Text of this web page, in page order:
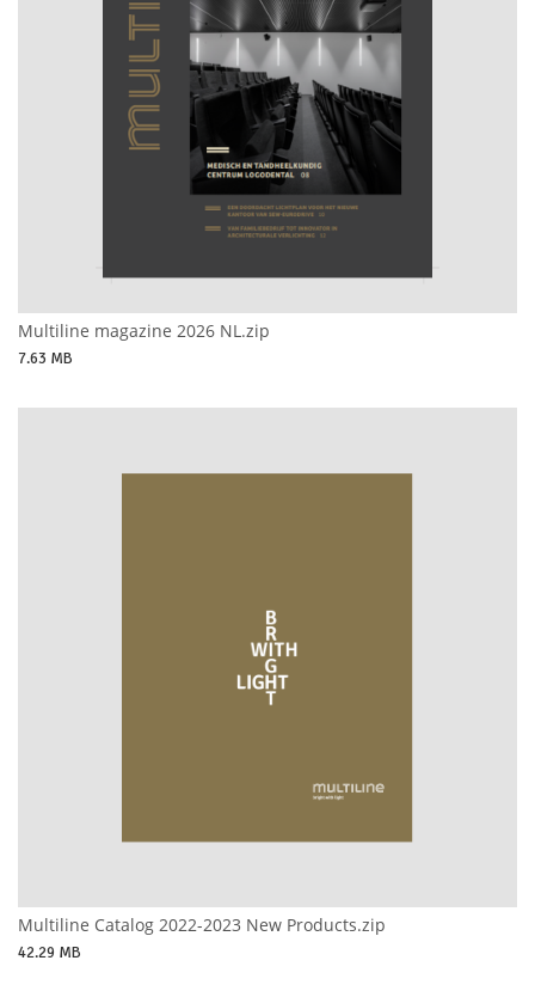
Multiline magazine 2026 NL.zip
7.63 MB
Multiline Catalog 2022-2023 New Products.zip
42.29 MB